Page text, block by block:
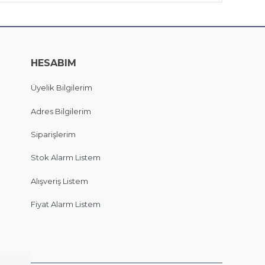
HESABIM
Üyelik Bilgilerim
Adres Bilgilerim
Siparişlerim
Stok Alarm Listem
Alışveriş Listem
Fiyat Alarm Listem